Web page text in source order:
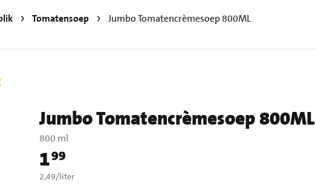
Tomatensoep Jumbo Tomatencrèmesoep 800ML
Jumbo Tomatencrèmesoep 800ML
800 ml
Prijs: € 1,99
199
€ 2,49 per liter
2,49/liter